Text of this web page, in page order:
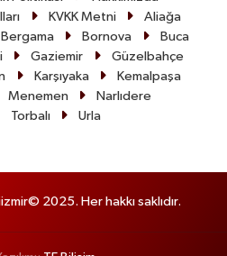
KVKK Metni
Aliağa
Bergama Bornova
Buca
Gaziemir
Güzelbahçe
Karşıyaka
Kemalpaşa
Menemen
Narlıdere
Torbalı Urla
2025. Her hakkı saklıdır.